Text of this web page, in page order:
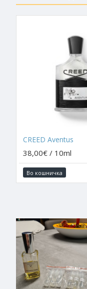
CREED Aventus
38,00€ / 10ml
Во кошничка